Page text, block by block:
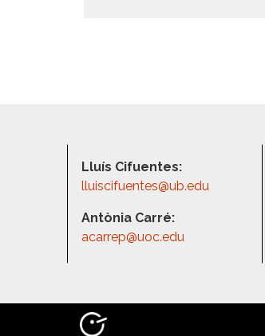
Lluís Cifuentes:
lluiscifuentes@ub.edu
Antònia Carré:
acarrep@uoc.edu